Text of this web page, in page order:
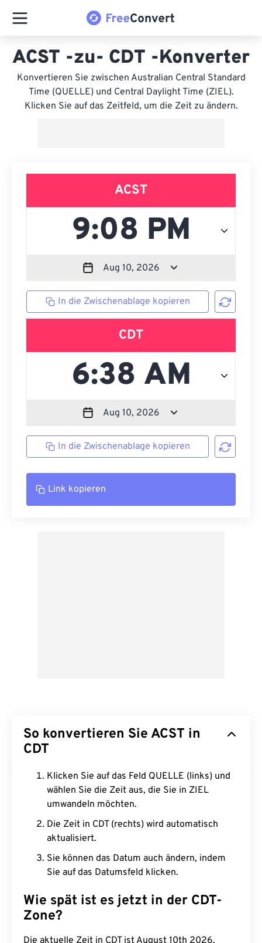
ACST -zu- CDT -Konverter
Konvertieren Sie zwischen Australian Central Standard
Time (QUELLE) und Central Daylight Time (ZIEL).
Klicken Sie auf das Zeitfeld, um die Zeit zu ändern.
ACST
In die Zwischenablage kopieren
CDT
In die Zwischenablage kopieren
Link kopieren
So konvertieren Sie ACST in
CDT
Klicken Sie auf das Feld QUELLE (links) und
wählen Sie die Zeit aus, die Sie in ZIEL
umwandeln möchten.
Die Zeit in CDT (rechts) wird automatisch
aktualisiert.
Sie können das Datum auch ändern, indem
Sie auf das Datumsfeld klicken.
Wie spät ist es jetzt in der CDT-
Zone?
Die aktuelle Zeit in CDT ist August 10th 2026,